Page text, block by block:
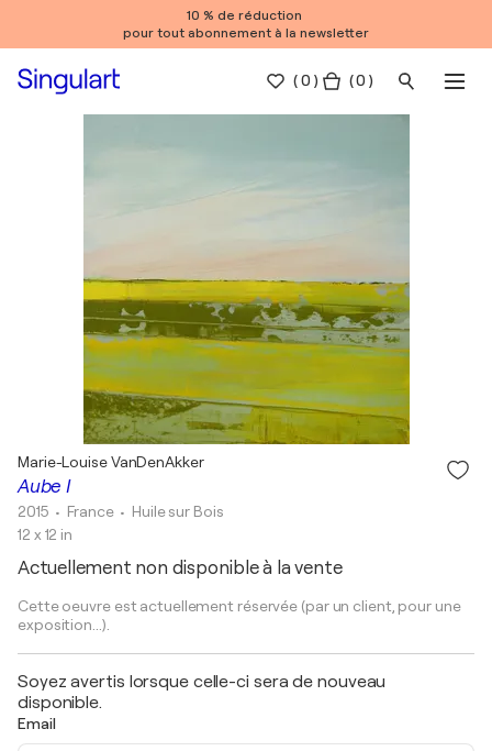
10 % de réduction
pour tout abonnement à la newsletter
(0 ) ( 0 )
Aube I
Marie-Louise VanDenAkker
2015 • France • Huile sur Bois
12 x 12 in
Actuellement non disponible à la vente
Cette oeuvre est actuellement réservée (par un client, pour une
exposition...).
Soyez avertis lorsque celle-ci sera de nouveau
disponible.
Email